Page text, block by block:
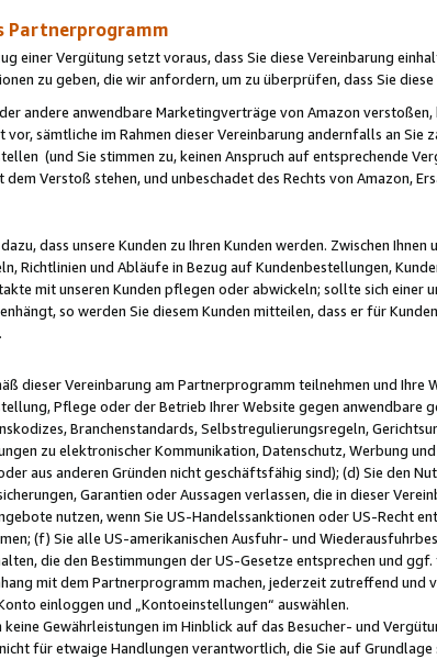
Partnerprogramm
einer Vergütung setzt voraus, dass Sie diese Vereinbarung
zu geben, die wir anfordern, um zu überprüfen, dass Sie
andere anwendbare Marketingverträge von Amazon
vor, sämtliche im Rahmen dieser Vereinbarung andernfalls an
(und Sie stimmen zu, keinen Anspruch auf entsprechende
Verstoß stehen, und unbeschadet des Rechts von Amazon,
dass unsere Kunden zu Ihren Kunden werden. Zwischen
Richtlinien und Abläufe in Bezug auf Kundenbestellungen,
mit unseren Kunden pflegen oder abwickeln; sollte sich einer
so werden Sie diesem Kunden mitteilen, dass er für
dieser Vereinbarung am Partnerprogramm teilnehmen und
Pflege oder der Betrieb Ihrer Website gegen anwendbare
Branchenstandards, Selbstregulierungsregeln,
zu elektronischer Kommunikation, Datenschutz, Werbung
aus anderen Gründen nicht geschäftsfähig sind); (d) Sie den
Garantien oder Aussagen verlassen, die in dieser
nutzen, wenn Sie US-Handelssanktionen oder US-Recht
(f) Sie alle US-amerikanischen Ausfuhr- und
die den Bestimmungen der US-Gesetze entsprechen und
mit dem Partnerprogramm machen, jederzeit zutreffend und
einloggen und „Kontoeinstellungen“ auswählen.
Gewährleistungen im Hinblick auf das Besucher- und
für etwaige Handlungen verantwortlich, die Sie auf Grundlage